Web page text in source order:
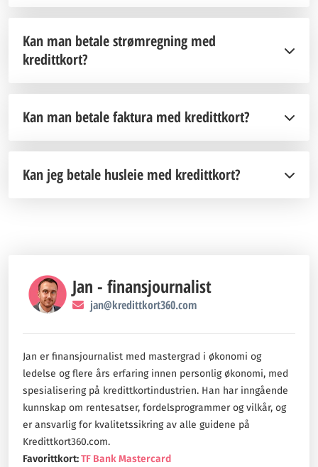
Kan man betale strømregning med
kredittkort?
Kan man betale faktura med kredittkort?
Kan jeg betale husleie med kredittkort?
Jan - finansjournalist
jan@kredittkort360.com
Jan er finansjournalist med mastergrad i økonomi og
ledelse og flere års erfaring innen personlig økonomi, med
spesialisering på kredittkortindustrien. Han har inngående
kunnskap om rentesatser, fordelsprogrammer og vilkår, og
er ansvarlig for kvalitetssikring av alle guidene på
Kredittkort360.com.
Favorittkort:TF Bank Mastercard